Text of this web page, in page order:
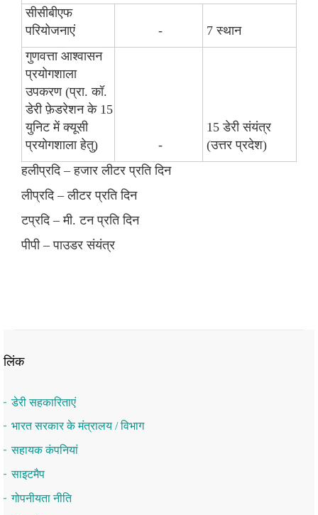
सीसीबीएफ
परियोजनाएं
-
7 स्थान
गुणवत्ता आश्वासन
प्रयोगशाला
उपकरण (प्रा. कॉ.
डेरी फ़ेडरेशन के 15
युनिट में क्यूसी
प्रयोगशाला हेतु)
-
15 डेरी संयंत्र
(उत्तर प्रदेश)
हलीप्रदि – हजार लीटर प्रति दिन
लीप्रदि – लीटर प्रति दिन
टप्रदि – मी. टन प्रति दिन
पीपी – पाउडर संयंत्र
लिंक
डेरी सहकारिताएं
भारत सरकार के मंत्रालय / विभाग
सहायक कंपनियां
साइटमैप
गोपनीयता नीति